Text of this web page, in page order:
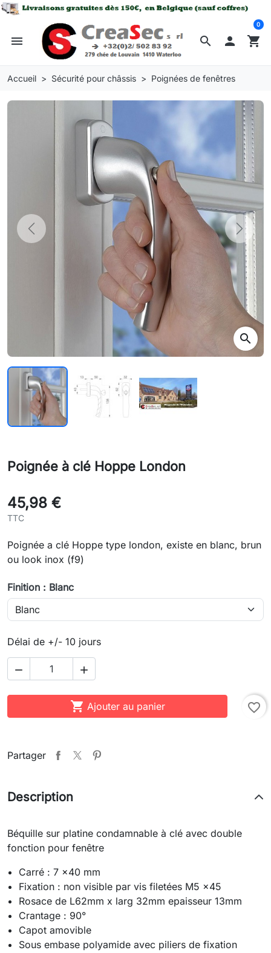
search
menu  shopping_cart
0
Accueil Sécurité pour châssis Poignées de fenêtres
Previous Next
search
Poignée à clé Hoppe London
45,98 €
TTC
Poignée a clé Hoppe type london, existe en blanc, brun
ou look inox (f9)
Finition : Blanc
Délai de +/- 10 jours
 
 Ajouter au panier favorite_border
Partager
Description
Béquille sur platine condamnable à clé avec double
fonction pour fenêtre
Carré : 7 x40 mm
Fixation : non visible par vis filetées M5 x45
Rosace de L62mm x larg 32mm epaisseur 13mm
Crantage : 90°
Capot amovible
Sous embase polyamide avec piliers de fixation